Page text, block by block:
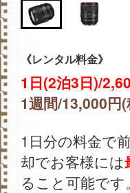
《レンタル料金》
1日(2泊3日)/
1週間/13,000円
1日分の料金で
却でお客様には
ること可能です。